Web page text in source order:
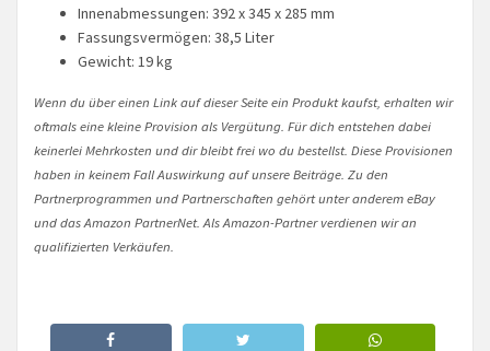
Innenabmessungen: 392 x 345 x 285 mm
Fassungsvermögen: 38,5 Liter
Gewicht: 19 kg
Wenn du über einen Link auf dieser Seite ein Produkt kaufst, erhalten wir
oftmals eine kleine Provision als Vergütung. Für dich entstehen dabei
keinerlei Mehrkosten und dir bleibt frei wo du bestellst. Diese Provisionen
haben in keinem Fall Auswirkung auf unsere Beiträge. Zu den
Partnerprogrammen und Partnerschaften gehört unter anderem eBay
und das Amazon PartnerNet. Als Amazon-Partner verdienen wir an
qualifizierten Verkäufen.